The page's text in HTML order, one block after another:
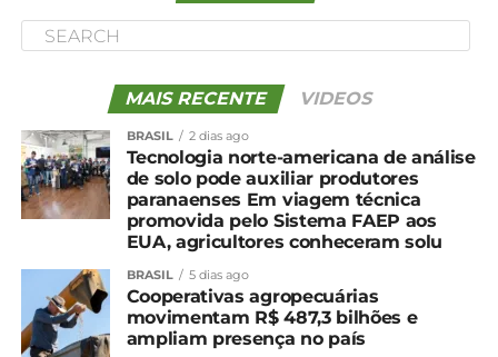
MAIS RECENTE VIDEOS
BRASIL 2 dias ago
Tecnologia norte-americana de análise
de solo pode auxiliar produtores
paranaenses Em viagem técnica
promovida pelo Sistema FAEP aos
EUA, agricultores conheceram solu
BRASIL 5 dias ago
Cooperativas agropecuárias
movimentam R$ 487,3 bilhões e
ampliam presença no país